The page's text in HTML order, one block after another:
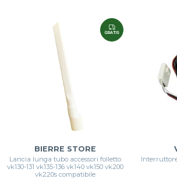
GRATIS
BIERRE STORE
Lancia lunga tubo accessori folletto
vk130-131 vk135-136 vk140 vk150 vk200
vk220s compatibile